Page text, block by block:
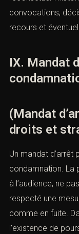
à la procédure.
Ce type de
terminée ou
tard et découvre
convocations,
recours et
IX. Mandat
(Mandat
droits et